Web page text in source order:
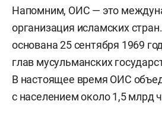
Напомним, ОИС — это
организация исламских
основана 25 сентября 1969
глав мусульманских
В настоящее время ОИС
с населением около 1,5 млрд